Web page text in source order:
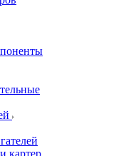
картер